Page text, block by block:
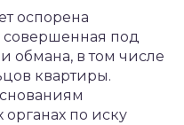
оспорена
совершенная под
обмана, в том числе
квартиры.
органах по иску